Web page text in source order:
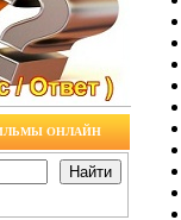
ОНЛАЙН